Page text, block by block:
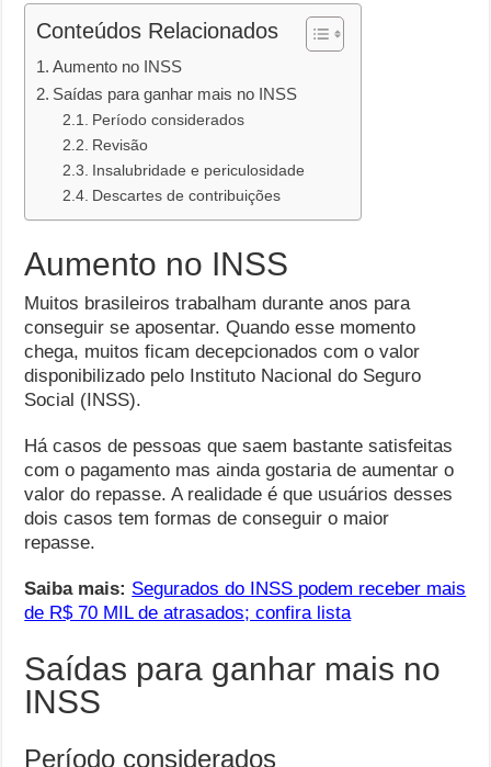
Conteúdos Relacionados
Aumento no INSS
Saídas para ganhar mais no INSS
Período considerados
Revisão
Insalubridade e periculosidade
Descartes de contribuições
Aumento no INSS
Muitos brasileiros trabalham durante anos para
conseguir se aposentar. Quando esse momento
chega, muitos ficam decepcionados com o valor
disponibilizado pelo Instituto Nacional do Seguro
Social (INSS).
Há casos de pessoas que saem bastante satisfeitas
com o pagamento mas ainda gostaria de aumentar o
valor do repasse. A realidade é que usuários desses
dois casos tem formas de conseguir o maior
repasse.
Saiba mais: Segurados do INSS podem receber mais
de R$ 70 MIL de atrasados; confira lista
Saídas para ganhar mais no
INSS
Período considerados